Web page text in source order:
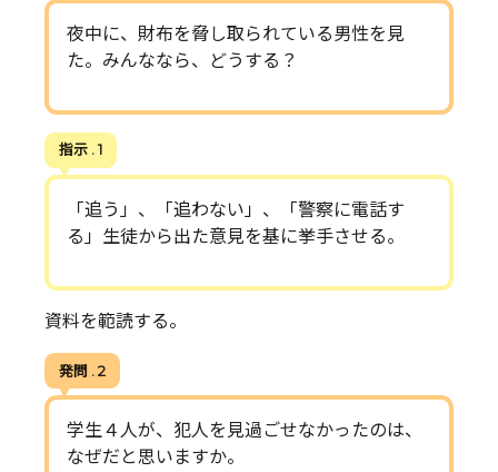
夜中に、財布を脅し取られている男性を見
た。みんななら、どうする？
指示 . 1
「追う」、「追わない」、「警察に電話す
る」生徒から出た意見を基に挙手させる。
資料を範読する。
発問 . 2
学生４人が、犯人を見過ごせなかったのは、
なぜだと思いますか。